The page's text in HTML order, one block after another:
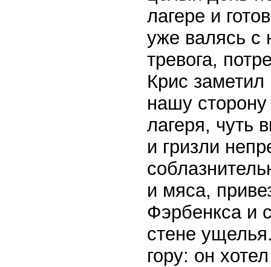
лагере и
уже валясь с
тревога,
Крис заметил
нашу
лагеря, чуть
и гризли
и мяса,
Фэрбенкса и
стене
гору: он